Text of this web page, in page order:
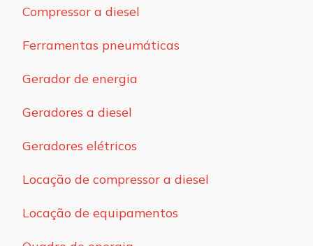
Compressor a diesel
Ferramentas pneumáticas
Gerador de energia
Geradores a diesel
Geradores elétricos
Locação de compressor a diesel
Locação de equipamentos